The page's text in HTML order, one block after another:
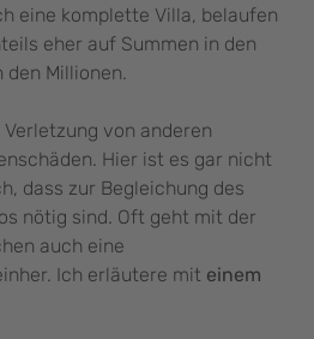
eine komplette Villa, belaufen
eher auf Summen in den
den Millionen.
von anderen
Hier ist es gar nicht
dass zur Begleichung des
nötig sind. Oft geht mit der
auch eine
Ich erläutere mit einem